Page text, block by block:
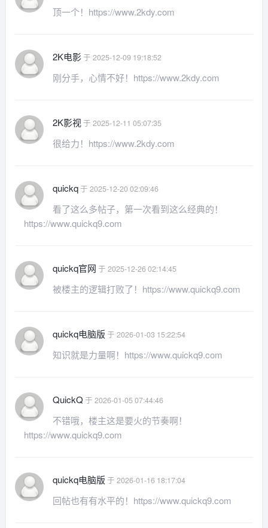
顶一个！https://www.2kdy.com
2K电影 于 2025-12-09 19:18:52
刚分手，心情不好！https://www.2kdy.com
2K影视于 2025-12-11 05:07:35
很给力！https://www.2kdy.com
quickq于 2025-12-20 02:09:46
看了这么多帖子，第一次看到这么经典的！
https://www.quickq9.com
quickq官网 于 2025-12-26 02:14:45
被楼主的逻辑打败了！https://www.quickq9.com
quickq电脑版 于 2026-01-03 15:22:54
知识就是力量啊！https://www.quickq9.com
QuickQ 于 2026-01-05 07:44:46
不错哦，楼主这是要火的节奏啊！
https://www.quickq9.com
quickq电脑版 于 2026-01-16 18:17:04
回帖也有有水平的！https://www.quickq9.com